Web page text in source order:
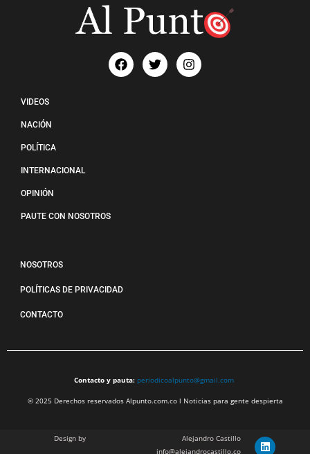
VIDEOS
NACIÓN
POLÍTICA
INTERNACIONAL
OPINIÓN
PAUTE CON NOSOTROS
NOSOTROS
POLÍTICAS DE PRIVACIDAD
CONTACTO
Contacto y pauta: periodicoalpunto@gmail.com
© 2025 Derechos reservados Alpunto.com.co l Noticias para gente despierta
Design by
Alejandro Castillo
info@alejandrocastillo.co